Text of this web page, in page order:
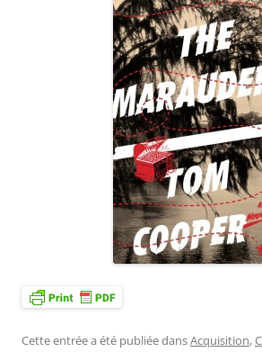
Cette entrée a été publiée dansAcquisition,